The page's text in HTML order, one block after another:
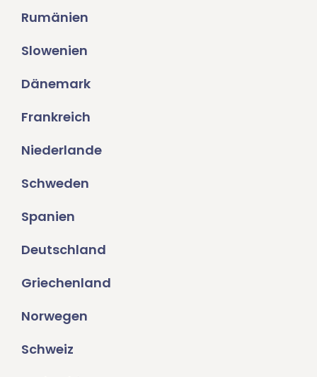
Rumänien
Slowenien
Dänemark
Frankreich
Niederlande
Schweden
Spanien
Deutschland
Griechenland
Norwegen
Schweiz